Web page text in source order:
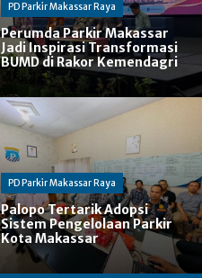
PD Parkir Makassar Raya
Perumda Parkir Makassar
Jadi Inspirasi Transformasi
BUMD di Rakor Kemendagri
PD Parkir Makassar Raya
Palopo Tertarik Adopsi
Sistem Pengelolaan Parkir
Kota Makassar